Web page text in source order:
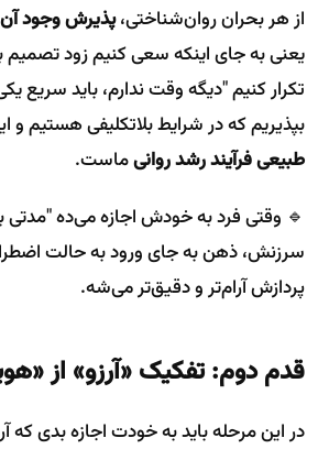
از هر بحران روان‌شناختی،پذیرش وجود
یعنی به جای اینکه سعی کنیم زود تصمیم
تکرار کنیم "دیگه وقت ندارم، باید سریع
بپذیریم که در شرایط بلاتکلیفی هستیم و
طبیعی فرآیند رشد روانیماست.
🔹 وقتی فرد به خودش اجازه می‌ده "مدتی
سرزنش، ذهن به جای ورود به حالت
پردازش آرام‌تر و دقیق‌تر می‌شه.
قدم دوم: تفکیک «آرزو» از
در این مرحله باید به خودت اجازه بدی که